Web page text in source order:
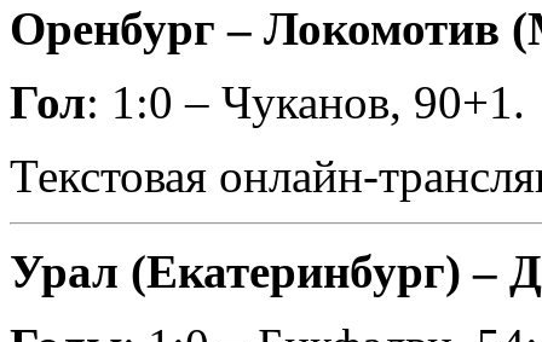
Оренбург – Локомотив
Гол: 1:0 – Чуканов, 90+1.
Текстовая онлайн-
Урал (Екатеринбург) –